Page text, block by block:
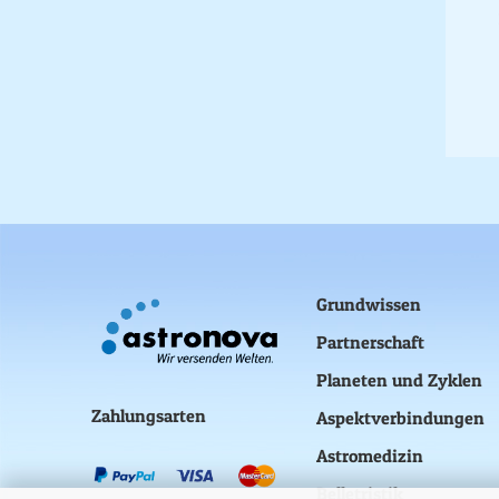
Zahlungsarten
Grundwissen
Partnerschaft
Planeten und Zyklen
Aspektverbindungen
Astromedizin
Belletristik